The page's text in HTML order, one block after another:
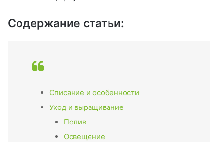
Содержание статьи:
Описание и особенности
Уход и выращивание
Полив
Освещение